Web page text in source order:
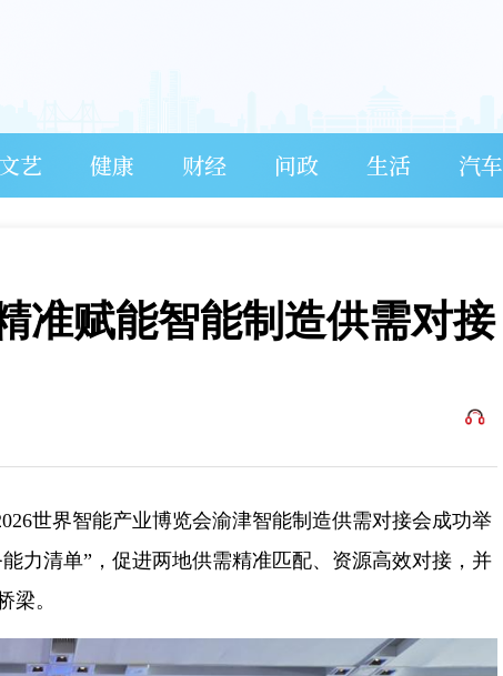
文艺 健康 财经 问政 生活 汽车
准赋能智能制造供需对接
世界智能产业博览会渝津智能制造供需对接会成功举
力清单”，促进两地供需精准匹配、资源高效对接，并
梁。